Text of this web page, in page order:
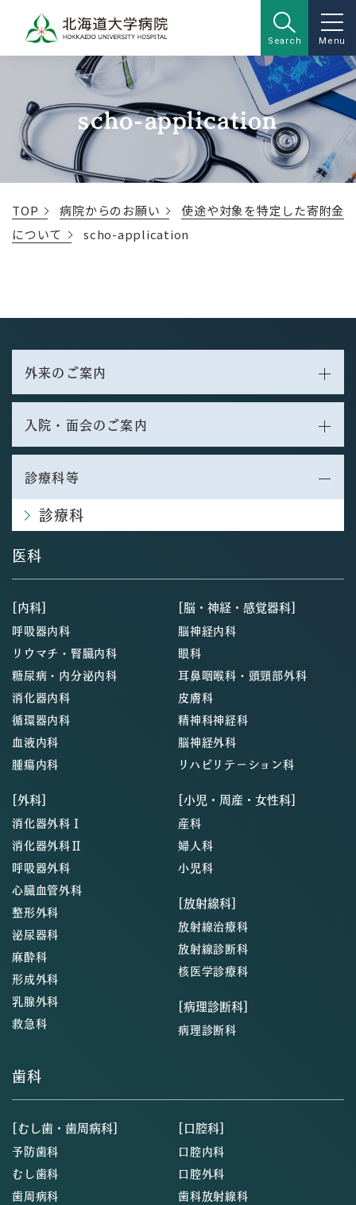
Search Menu
scho-application
TOP 病院からのお願い
使途や対象を特定した寄附金
について
scho-application
外来のご案内
入院・面会のご案内
診療科等
診療科
医科
[内科]
呼吸器内科
リウマチ・腎臓内科
糖尿病・内分泌内科
消化器内科
循環器内科
血液内科
腫瘍内科
[外科]
消化器外科Ⅰ
消化器外科Ⅱ
呼吸器外科
心臓血管外科
整形外科
泌尿器科
麻酔科
形成外科
乳腺外科
救急科
[脳・神経・感覚器科]
脳神経内科
眼科
耳鼻咽喉科・頭頸部外科
皮膚科
精神科神経科
脳神経外科
リハビリテーション科
[小児・周産・女性科]
産科
婦人科
小児科
[放射線科]
放射線治療科
放射線診断科
核医学診療科
[病理診断科]
病理診断科
歯科
[むし歯・歯周病科]
予防歯科
むし歯科
歯周病科
[口腔科]
口腔内科
口腔外科
歯科放射線科